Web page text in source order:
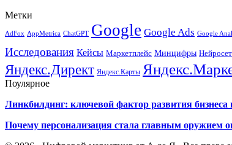
Метки
AdFox AppMetrica ChatGPT Google Google Ads Google
Исследования Кейсы Маркетплейс Минцифры
Яндекс.Директ Яндекс.Карты
Поулярное
Линкбилдинг: ключевой фактор развития бизнеса
Почему персонализация стала главным оружием